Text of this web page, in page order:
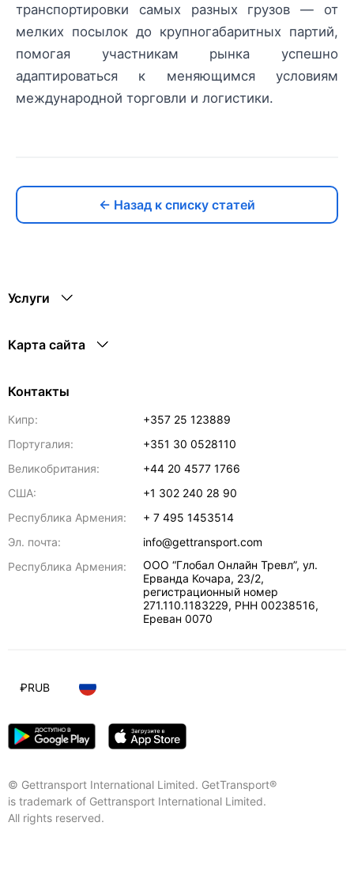
транспортировки самых разных грузов — от
мелких посылок до крупногабаритных партий,
помогая участникам рынка успешно
адаптироваться к меняющимся условиям
международной торговли и логистики.
← Назад к списку статей
Услуги
Карта сайта
Контакты
Кипр:
+357 25 123889
Португалия:
+351 30 0528110
Великобритания:
+44 20 4577 1766
США:
+1 302 240 28 90
Республика Армения:
+ 7 495 1453514
Эл. почта:
info@gettransport.com
Республика Армения:
ООО “Глобал Онлайн Тревл”, ул.
Ерванда Кочара, 23/2,
регистрационный номер
271.110.1183229, РНН 00238516,
Ереван 0070
© Gettransport International Limited. GetTransport®
is trademark of Gettransport International Limited.
All rights reserved.
₽RUB